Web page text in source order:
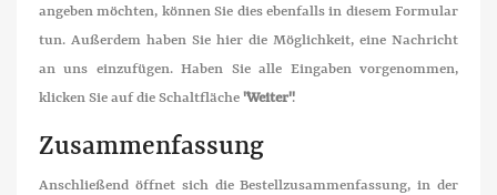
angeben möchten, können Sie dies ebenfalls in diesem Formular
tun. Außerdem haben Sie hier die Möglichkeit, eine Nachricht
an uns einzufügen. Haben Sie alle Eingaben vorgenommen,
klicken Sie auf die Schaltfläche "Weiter".
Zusammenfassung
Anschließend öffnet sich die Bestellzusammenfassung, in der